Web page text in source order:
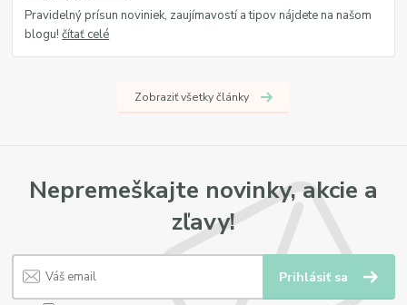
Pravidelný prísun noviniek, zaujímavostí a tipov nájdete na našom
blogu!čítať celé
Zobraziť všetky články
Nepremeškajte novinky, akcie a
zľavy!
Prihlásiť sa